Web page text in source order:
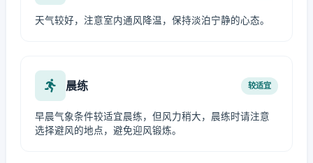
天气较好，注意室内通风降温，保持淡泊宁静的心态。
晨练 较适宜
早晨气象条件较适宜晨练，但风力稍大，晨练时请注意
选择避风的地点，避免迎风锻炼。